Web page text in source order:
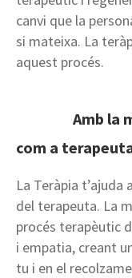
canvi que la
si mateixa. La
aquest procés.
Amb la
com a
La Teràpia t’ajuda
del terapeuta. La
procés terapèutic
i empatia, creant
tu i en el